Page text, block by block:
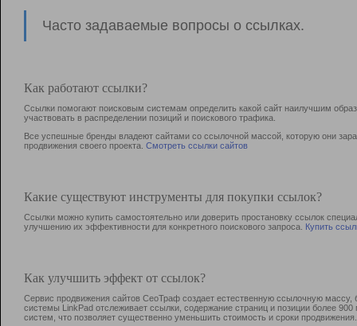
Часто задаваемые вопросы о ссылках.
Как работают ссылки?
Ссылки помогают поисковым системам определить какой сайт наилучшим
участвовать в раcпределении позиций и поискового трафика.
Все успешные бренды владеют сайтами со ссылочной массой, которую они
продвижения своего проекта. Смотреть ссылки сайтов
Какие существуют инструменты для покупки ссылок?
Ссылки можно купить самостоятельно или доверить простановку ссылок
улучшению их эффективности для конкретного поискового запроса. Купить
Как улучшить эффект от ссылок?
Сервис продвижения сайтов СеоТраф создает естественную ссылочную
системы LinkPad отслеживает ссылки, содержание страниц и позиции более
систем, что позволяет существенно уменьшить стоимость и сроки продвижения.